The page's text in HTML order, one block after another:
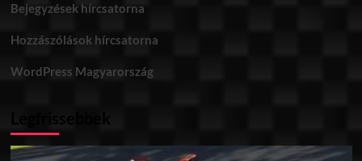
Bejegyzések hírcsatorna
Hozzászólások hírcsatorna
WordPress Magyarország